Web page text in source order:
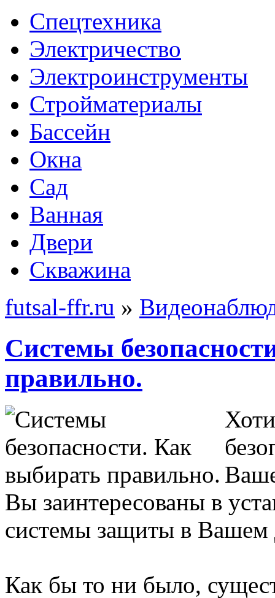
Спецтехника
Электричество
Электроинструменты
Стройматериалы
Бассейн
Окна
Сад
Ванная
Двери
Скважина
futsal-ffr.ru »
Системы
правильно.
Вы заинтересованы в
системы защиты в Вашем
Как бы то ни было,